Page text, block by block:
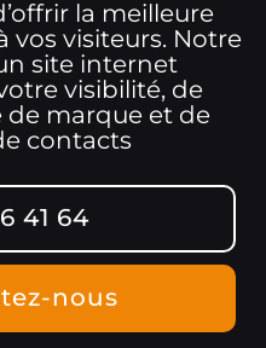
la meilleure
vos visiteurs. Notre
site internet
visibilité, de
de marque et de
contacts
41 64
nous